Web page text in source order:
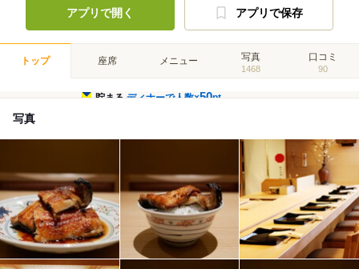
アプリで開く アプリで保存
トップ 座席 メニュー 写真
1468
口コミ
90
貯まるディナーで人数×50pt
写真